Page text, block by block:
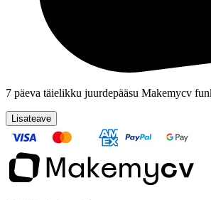
7 päeva täielikku juurdepääsu Makemycv
Lisateave